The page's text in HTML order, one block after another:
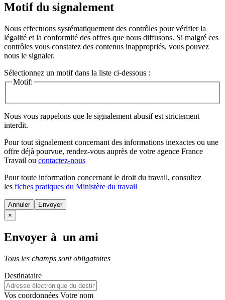
Motif du signalement
Nous effectuons systématiquement des contrôles pour vérifier la
légalité et la conformité des offres que nous diffusons. Si malgré ces
contrôles vous constatez des contenus inappropriés, vous pouvez
nous le signaler.
Sélectionnez un motif dans la liste ci-dessous :
Motif:
Nous vous rappelons que le signalement abusif est strictement
interdit.
Pour tout signalement concernant des informations inexactes ou une
offre déjà pourvue, rendez-vous auprès de votre agence France
Travail ou contactez-nous
Pour toute information concernant le droit du travail, consultez
les fiches pratiques du Ministère du travail
Annuler
×
Envoyer à un ami
Tous les champs sont obligatoires
Destinataire
Vos coordonnées Votre nom